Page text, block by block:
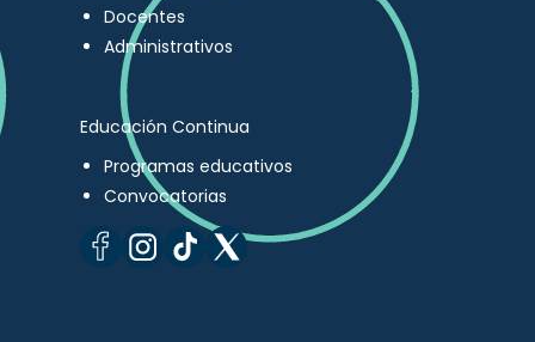
Docentes
Administrativos
Educación Continua
Programas educativos
Convocatorias